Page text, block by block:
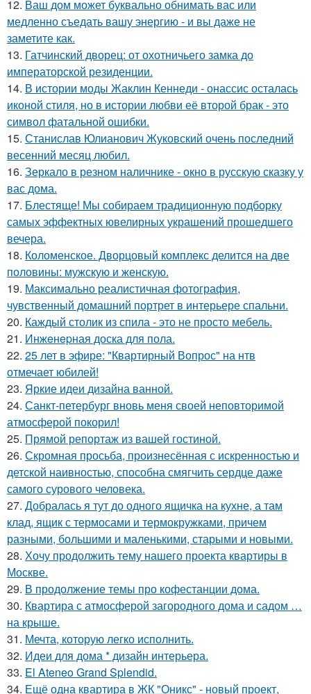
12. Ваш дом может буквально обнимать вас или
медленно съедать вашу энергию - и вы даже не
заметите как.
13. Гатчинский дворец: от охотничьего замка до
императорской резиденции.
14. В истории моды Жаклин Кеннеди - онассис осталась
иконой стиля, но в истории любви её второй брак - это
символ фатальной ошибки.
15. Станислав Юлианович Жуковский очень последний
весенний месяц любил.
16. Зеркало в резном наличнике - окно в русскую сказку у
вас дома.
17. Блестяще! Мы собираем традиционную подборку
самых эффектных ювелирных украшений прошедшего
вечера.
18. Коломенское. Дворцовый комплекс делится на две
половины: мужскую и женскую.
19. Максимально реалистичная фотография,
чувственный домашний портрет в интерьере спальни.
20. Каждый столик из спила - это не просто мебель.
21. Инжeнepная доска для пола.
22. 25 лет в эфире: "Квартирный Вопрос" на нтв
отмечает юбилей!
23. Яркие идеи дизайна ванной.
24. Санкт-петербург вновь меня своей неповторимой
атмосферой покорил!
25. Прямой репортаж из вашей гостиной.
26. Скромная просьба, произнесённая с искренностью и
детской наивностью, способна смягчить сердце даже
самого сурового человека.
27. Добралась я тут до одного ящичка на кухне, а там
клад, ящик с термосами и термокружками, причем
разными, большими и маленькими, старыми и новыми.
28. Хочу продолжить тему нашего проекта квартиры в
Москве.
29. В продолжение темы про кофестанции дома.
30. Квартира с атмосферой загородного дома и садом …
на крыше.
31. Мечта, которую легко исполнить.
32. Идеи для дома * дизайн интерьера.
33. El Ateneo Grand Splendid.
34. Ещё одна квартира в ЖК "Оникс" - новый проект,